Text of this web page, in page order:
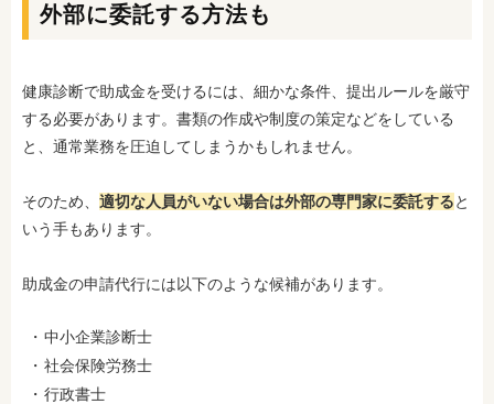
外部に委託する方法も
健康診断で助成金を受けるには、細かな条件、提出ルールを厳守
する必要があります。書類の作成や制度の策定などをしている
と、通常業務を圧迫してしまうかもしれません。
そのため、 適切な人員がいない場合は外部の専門家に委託すると
いう手もあります。
助成金の申請代行には以下のような候補があります。
中小企業診断士
社会保険労務士
行政書士